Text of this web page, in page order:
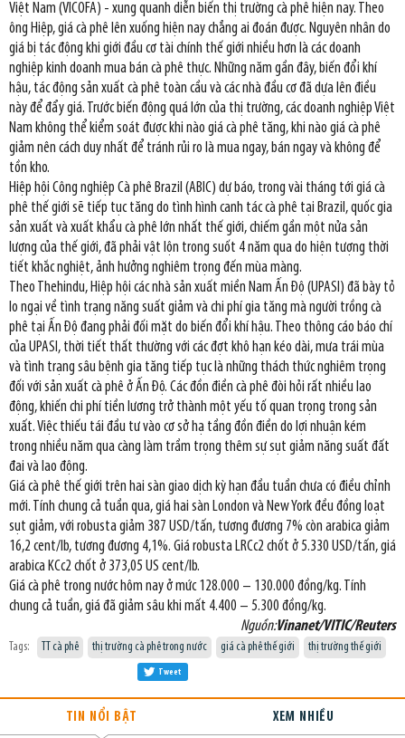
Việt Nam (VICOFA) - xung quanh diễn biến thị trường cà phê hiện nay. Theo
ông Hiệp, giá cà phê lên xuống hiện nay chẳng ai đoán được. Nguyên nhân do
giá bị tác động khi giới đầu cơ tài chính thế giới nhiều hơn là các doanh
nghiệp kinh doanh mua bán cà phê thực. Những năm gần đây, biến đổi khí
hậu, tác động sản xuất cà phê toàn cầu và các nhà đầu cơ đã dựa lên điều
này để đẩy giá. Trước biến động quá lớn của thị trường, các doanh nghiệp Việt
Nam không thể kiểm soát được khi nào giá cà phê tăng, khi nào giá cà phê
giảm nên cách duy nhất để tránh rủi ro là mua ngay, bán ngay và không để
tồn kho.
Hiệp hội Công nghiệp Cà phê Brazil (ABIC) dự báo, trong vài tháng tới giá cà
phê thế giới sẽ tiếp tục tăng do tình hình canh tác cà phê tại Brazil, quốc gia
sản xuất và xuất khẩu cà phê lớn nhất thế giới, chiếm gần một nửa sản
lượng của thế giới, đã phải vật lộn trong suốt 4 năm qua do hiện tượng thời
tiết khắc nghiệt, ảnh hưởng nghiêm trọng đến mùa màng.
Theo Thehindu, Hiệp hội các nhà sản xuất miền Nam Ấn Độ (UPASI) đã bày tỏ
lo ngại về tình trạng năng suất giảm và chi phí gia tăng mà người trồng cà
phê tại Ấn Độ đang phải đối mặt do biến đổi khí hậu. Theo thông cáo báo chí
của UPASI, thời tiết thất thường với các đợt khô hạn kéo dài, mưa trái mùa
và tình trạng sâu bệnh gia tăng tiếp tục là những thách thức nghiêm trọng
đối với sản xuất cà phê ở Ấn Độ. Các đồn điền cà phê đòi hỏi rất nhiều lao
động, khiến chi phí tiền lương trở thành một yếu tố quan trọng trong sản
xuất. Việc thiếu tái đầu tư vào cơ sở hạ tầng đồn điền do lợi nhuận kém
trong nhiều năm qua càng làm trầm trọng thêm sự sụt giảm năng suất đất
đai và lao động.
Giá cà phê thế giới trên hai sàn giao dịch kỳ hạn đầu tuần chưa có điều chỉnh
mới. Tính chung cả tuần qua, giá hai sàn London và New York đều đồng loạt
sụt giảm, với robusta giảm 387 USD/tấn, tương đương 7% còn arabica giảm
16,2 cent/lb, tương đương 4,1%. Giá robusta LRCc2 chốt ở 5.330 USD/tấn, giá
arabica KCc2 chốt ở 373,05 US cent/lb.
Giá cà phê trong nước hôm nay ở mức 128.000 – 130.000 đồng/kg. Tính
chung cả tuần, giá đã giảm sâu khi mất 4.400 – 5.300 đồng/kg.
Nguồn:Vinanet/VITIC/Reuters
Tags: TT cà phê thị trường cà phê trong nước giá cà phê thế giới thị trường thế giới
Tweet
TIN NỔI BẬT XEM NHIỀU